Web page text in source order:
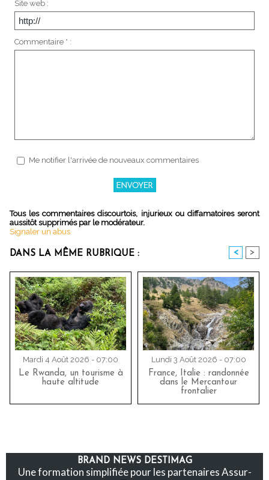
Site web :
Commentaire * :
Me notifier l'arrivée de nouveaux commentaires
Tous les commentaires discourtois, injurieux ou diffamatoires seront
aussitôt supprimés par le modérateur.
Signaler un abus
DANS LA MÊME RUBRIQUE : < >
Mardi 4 Août 2026 - 07:00
Le Rwanda, un tourisme à
haute altitude
Lundi 3 Août 2026 - 07:00
France, Italie : randonnée
dans le Mercantour
frontalier
BRAND NEWS DESTIMAG
Une formation simplifiée pour les partenaires Assur-